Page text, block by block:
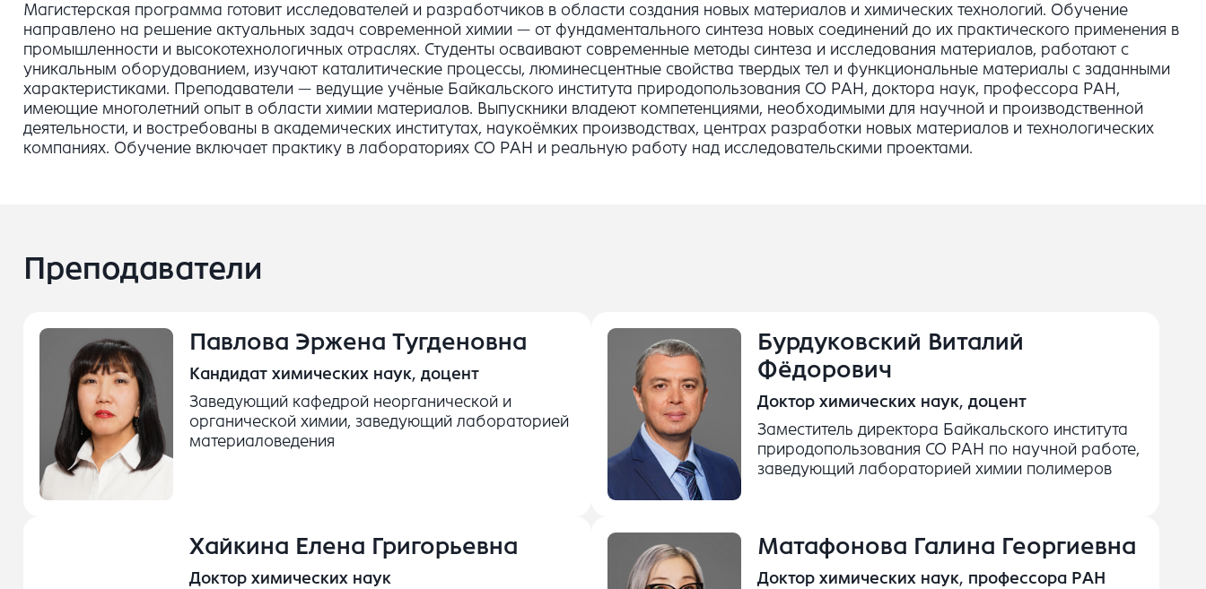
Магистерская программа готовит исследователей и разработчиков в области создания новых материалов и химических технологий. Обучение
направлено на решение актуальных задач современной химии — от фундаментального синтеза новых соединений до их практического применения в
промышленности и высокотехнологичных отраслях. Студенты осваивают современные методы синтеза и исследования материалов, работают с
уникальным оборудованием, изучают каталитические процессы, люминесцентные свойства твердых тел и функциональные материалы с заданными
характеристиками. Преподаватели — ведущие учёные Байкальского института природопользования СО РАН, доктора наук, профессора РАН,
имеющие многолетний опыт в области химии материалов. Выпускники владеют компетенциями, необходимыми для научной и производственной
деятельности, и востребованы в академических институтах, наукоёмких производствах, центрах разработки новых материалов и технологических
компаниях. Обучение включает практику в лабораториях СО РАН и реальную работу над исследовательскими проектами.
Преподаватели
Павлова Эржена Тугденовна
Кандидат химических наук, доцент
Заведующий кафедрой неорганической и
органической химии, заведующий лабораторией
материаловедения
Бурдуковский Виталий
Фёдорович
Доктор химических наук, доцент
Заместитель директора Байкальского института
природопользования СО РАН по научной работе,
заведующий лабораторией химии полимеров
Хайкина Елена Григорьевна
Доктор химических наук
Матафонова Галина Георгиевна
Доктор химических наук, профессора РАН